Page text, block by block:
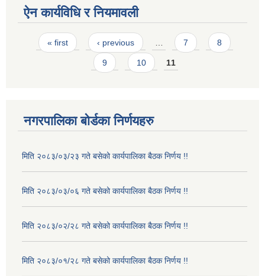
ऐन कार्यविधि र नियमावली
Pages
« first ‹ previous 7 8
9 10 11
नगरपालिका बोर्डका निर्णयहरु
मिति २०८३/०३/२३ गते बसेको कार्यपालिका बैठक निर्णय !!
मिति २०८३/०३/०६ गते बसेको कार्यपालिका बैठक निर्णय !!
मिति २०८३/०२/२८ गते बसेको कार्यपालिका बैठक निर्णय !!
मिति २०८३/०१/२८ गते बसेको कार्यपालिका बैठक निर्णय !!